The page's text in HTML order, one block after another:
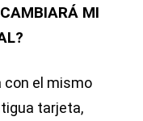
MI
con el mismo
tarjeta,